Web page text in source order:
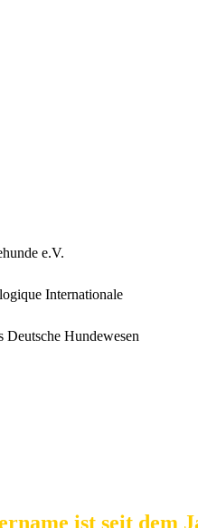
e.V.
Internationale
Hundewesen
ist seit dem